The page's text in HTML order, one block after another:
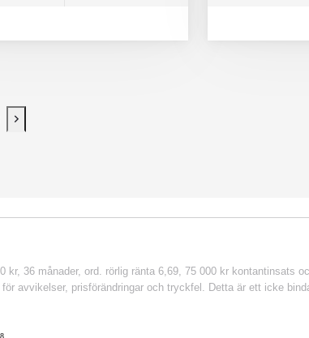
Next page
36 månader, ord. rörlig ränta 6,69, 75 000 kr kontantinsats
avvikelser, prisförändringar och tryckfel. Detta är ett icke